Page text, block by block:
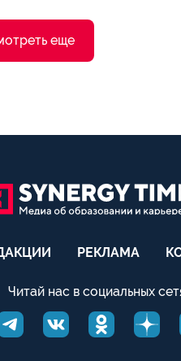
еще
РЕКЛАМА
Читай нас в социальных